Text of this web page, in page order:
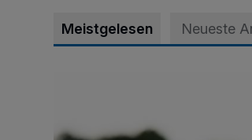
Meistgelesen Neueste